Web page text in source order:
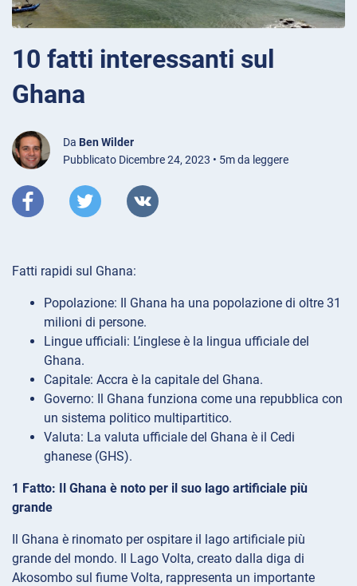
10 fatti interessanti sul
Ghana
Da Ben Wilder
Pubblicato Dicembre 24, 2023 • 5m da leggere
Fatti rapidi sul Ghana:
Popolazione: Il Ghana ha una popolazione di oltre 31
milioni di persone.
Lingue ufficiali: L’inglese è la lingua ufficiale del
Ghana.
Capitale: Accra è la capitale del Ghana.
Governo: Il Ghana funziona come una repubblica con
un sistema politico multipartitico.
Valuta: La valuta ufficiale del Ghana è il Cedi
ghanese (GHS).
1 Fatto: Il Ghana è noto per il suo lago artificiale più
grande
Il Ghana è rinomato per ospitare il lago artificiale più
grande del mondo. Il Lago Volta, creato dalla diga di
Akosombo sul fiume Volta, rappresenta un importante